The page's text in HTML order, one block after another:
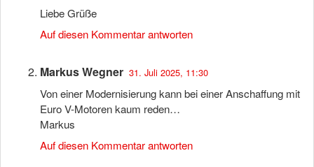
Liebe Grüße
Auf diesen Kommentar antworten
Markus Wegner 31. Juli 2025, 11:30
Von einer Modernisierung kann bei einer Anschaffung mit
Euro V-Motoren kaum reden…
Markus
Auf diesen Kommentar antworten